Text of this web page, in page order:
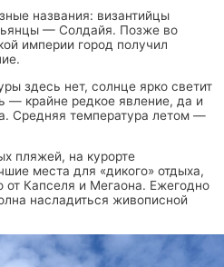
названия: византийцы
— Солдайя. Позже во
империи город получил
здесь нет, солнце ярко светит
— крайне редкое явление, да и
Средняя температура летом —
пляжей, на курорте
места для «дикого» отдыха,
от Капселя и Мегаона. Ежегодно
насладиться живописной